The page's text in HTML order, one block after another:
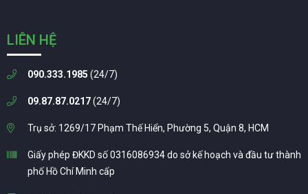
LIÊN HỆ
090.333.1985 (24/7)
09.87.87.0217(24/7)
Trụ sở: 1269/17 Phạm Thế Hiển, Phường 5, Quận 8, HCM
Giấy phép ĐKKD số 0316086934 do sở kế hoạch và đầu tư thành
phố Hồ Chí Minh cấp